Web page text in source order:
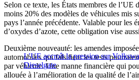
Selon ce texte, les États membres de l’UE
moins 20% des modèles de véhicules mis
pays l’année précédente. Valable pour les
d’oxydes d’azote, cette obligation vise
L’UE accroît la pression sur
Dieselgate
Deuxième nouveauté: les amendes
automobiles qui falsifient les tests
par véhicule. Une manne financière qui
allouée à l’amélioration de la qualité de